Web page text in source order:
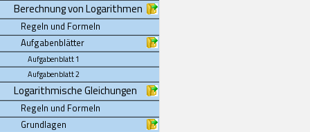
Berechnung von Logarithmen
Regeln und Formeln
Aufgabenblätter
Aufgabenblatt 1
Aufgabenblatt 2
Logarithmische Gleichungen
Regeln und Formeln
Grundlagen